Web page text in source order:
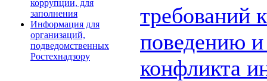
коррупции, для
заполнения
Информация для
организаций,
подведомственных
Ростехнадзору
требований
поведению
конфликта